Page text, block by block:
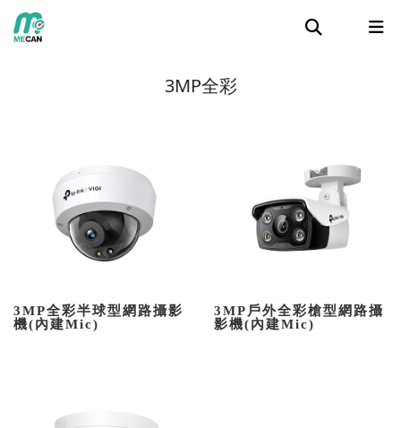
3MP全彩
3MP全彩半球型網路攝影
機(內建Mic)
3MP戶外全彩槍型網路攝
影機(內建Mic)